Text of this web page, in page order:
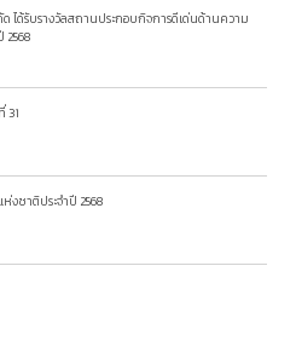
ได้รับรางวัลสถานประกอบกิจการดีเด่นด้านความ
2568
31
งชาติประจำปี 2568